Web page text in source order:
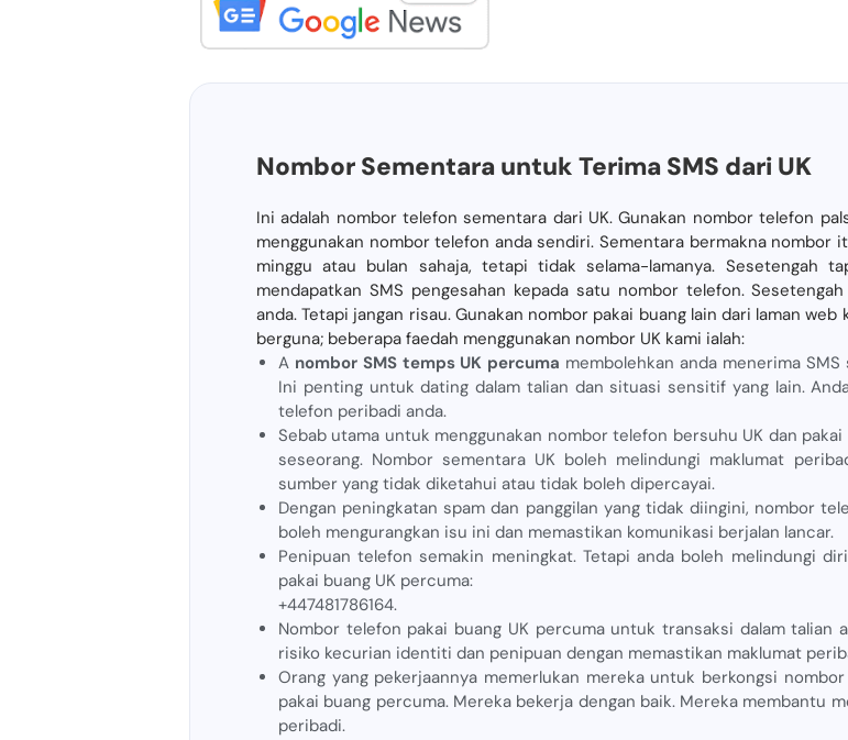
Nombor Sementara untuk Terima SMS dari UK
Ini adalah nombor telefon sementara dari UK. Gunakan nombor telefon
menggunakan nombor telefon anda sendiri. Sementara bermakna nombor
minggu atau bulan sahaja, tetapi tidak selama-lamanya. Sesetengah
mendapatkan SMS pengesahan kepada satu nombor telefon.
anda. Tetapi jangan risau. Gunakan nombor pakai buang lain dari laman web
berguna; beberapa faedah menggunakan nombor UK kami ialah:
A nombor SMS temps UK percuma membolehkan anda menerima
Ini penting untuk dating dalam talian dan situasi sensitif yang lain.
telefon peribadi anda.
Sebab utama untuk menggunakan nombor telefon bersuhu UK dan
seseorang. Nombor sementara UK boleh melindungi maklumat
sumber yang tidak diketahui atau tidak boleh dipercayai.
Dengan peningkatan spam dan panggilan yang tidak diingini, nombor
boleh mengurangkan isu ini dan memastikan komunikasi berjalan lancar.
Penipuan telefon semakin meningkat. Tetapi anda boleh melindungi
pakai buang UK percuma:
+447481786164.
Nombor telefon pakai buang UK percuma untuk transaksi dalam talian
risiko kecurian identiti dan penipuan dengan memastikan maklumat
Orang yang pekerjaannya memerlukan mereka untuk berkongsi
pakai buang percuma. Mereka bekerja dengan baik. Mereka membantu
peribadi.